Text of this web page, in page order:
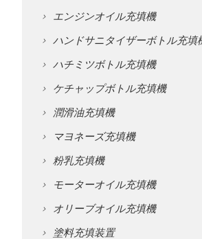
エンジンオイル充填機
ハンドサニタイザーボトル充填
ハチミツボトル充填機
ケチャップボトル充填機
潤滑油充填機
マヨネーズ充填機
粉乳充填機
モーターオイル充填機
オリーブオイル充填機
塗料充填装置